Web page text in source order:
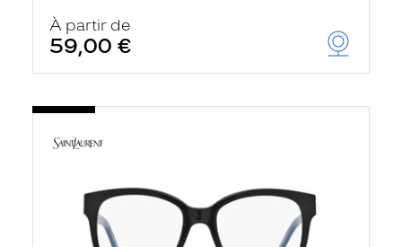
À partir de
59,00 €